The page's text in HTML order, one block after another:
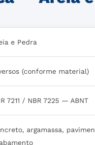
e Pedra
(conforme material)
7211 / NBR 7225 — ABNT
argamassa,